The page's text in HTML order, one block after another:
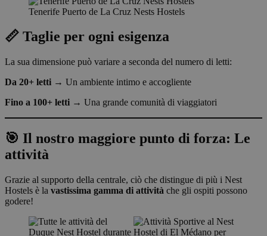
Tenerife Puerto de La Cruz Nests Hostels
📏 Taglie per ogni esigenza
La sua dimensione può variare a seconda del numero di letti:
Da 20+ letti → Un ambiente intimo e accogliente
Fino a 100+ letti → Una grande comunità di viaggiatori
🎯 Il nostro maggiore punto di forza: Le
attività
Grazie al supporto della centrale, ciò che distingue di più i Nest
Hostels è la vastissima gamma di attività che gli ospiti possono
godere!